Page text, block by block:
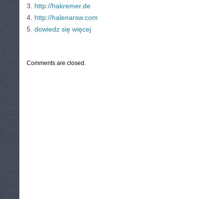
3. http://hakremer.de
4. http://halenarsw.com
5. dowiedz się więcej
Comments are closed.